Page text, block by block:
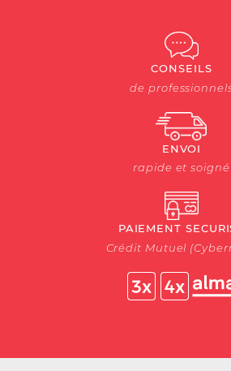
CONSEILS
de
ENVOI
rapide et soigné
PAIEMENT
Crédit Mutuel